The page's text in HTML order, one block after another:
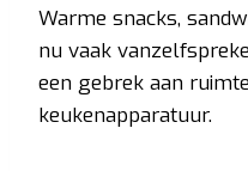
Warme snacks,
nu vaak
een gebrek aan
keukenapparatuur.